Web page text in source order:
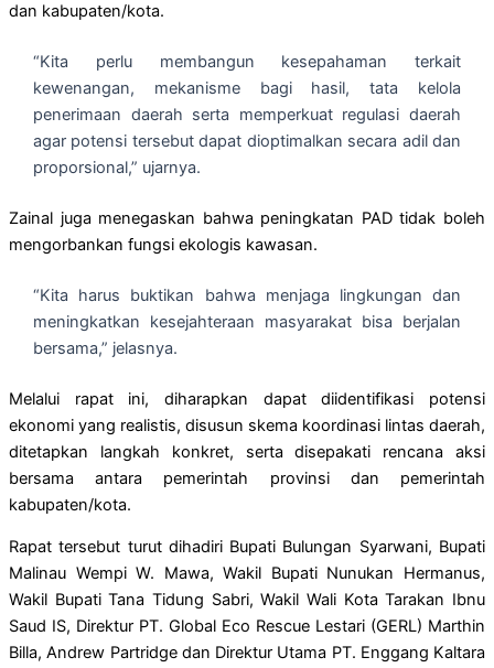
dan kabupaten/kota.
“Kita perlu membangun kesepahaman terkait
kewenangan, mekanisme bagi hasil, tata kelola
penerimaan daerah serta memperkuat regulasi daerah
agar potensi tersebut dapat dioptimalkan secara adil dan
proporsional,” ujarnya.
Zainal juga menegaskan bahwa peningkatan PAD tidak boleh
mengorbankan fungsi ekologis kawasan.
“Kita harus buktikan bahwa menjaga lingkungan dan
meningkatkan kesejahteraan masyarakat bisa berjalan
bersama,” jelasnya.
Melalui rapat ini, diharapkan dapat diidentifikasi potensi
ekonomi yang realistis, disusun skema koordinasi lintas daerah,
ditetapkan langkah konkret, serta disepakati rencana aksi
bersama antara pemerintah provinsi dan pemerintah
kabupaten/kota.
Rapat tersebut turut dihadiri Bupati Bulungan Syarwani, Bupati
Malinau Wempi W. Mawa, Wakil Bupati Nunukan Hermanus,
Wakil Bupati Tana Tidung Sabri, Wakil Wali Kota Tarakan Ibnu
Saud IS, Direktur PT. Global Eco Rescue Lestari (GERL) Marthin
Billa, Andrew Partridge dan Direktur Utama PT. Enggang Kaltara